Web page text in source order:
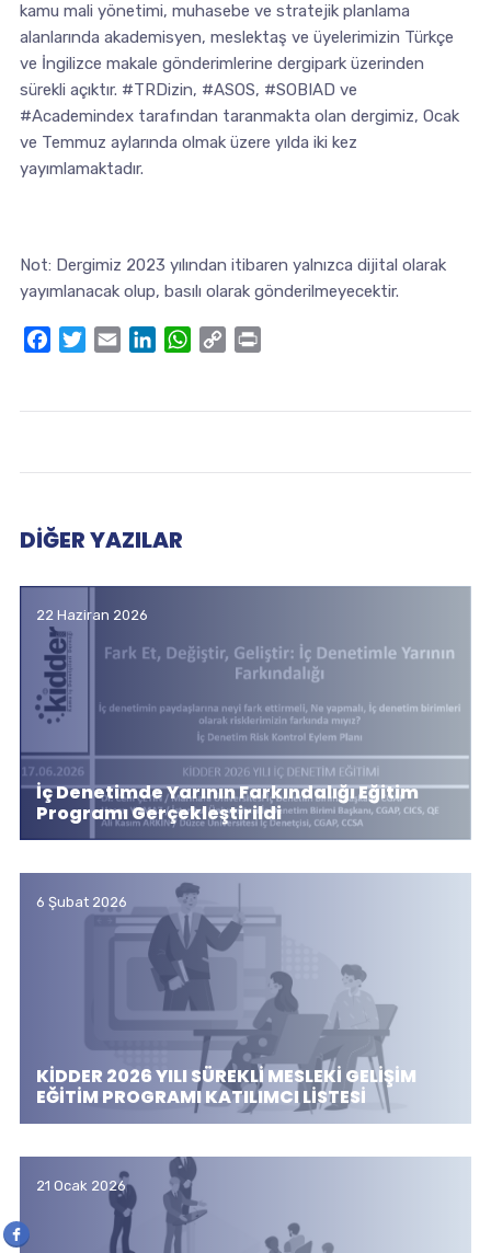
kamu mali yönetimi, muhasebe ve stratejik planlama
alanlarında akademisyen, meslektaş ve üyelerimizin Türkçe
ve İngilizce makale gönderimlerine dergipark üzerinden
sürekli açıktır. #TRDizin, #ASOS, #SOBIAD ve
#Academindex tarafından taranmakta olan dergimiz, Ocak
ve Temmuz aylarında olmak üzere yılda iki kez
yayımlamaktadır.
Not: Dergimiz 2023 yılından itibaren yalnızca dijital olarak
yayımlanacak olup, basılı olarak gönderilmeyecektir.
FacebookTwitter
Email LinkedInWhatsApp
Copy
DIĞER YAZILAR
22 Haziran 2026
İç Denetimde Yarının Farkındalığı Eğitim
Programı Gerçekleştirildi
6 Şubat 2026
KİDDER 2026 YILI SÜREKLİ MESLEKİ GELİŞİM
EĞİTİM PROGRAMI KATILIMCI LİSTESİ
21 Ocak 2026